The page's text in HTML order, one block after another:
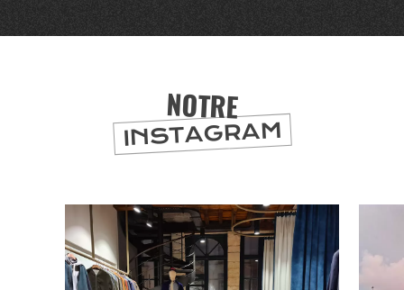
NOTRE
INSTAGRAM
SE
DIVERTIR